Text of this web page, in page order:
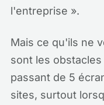
l'entreprise ».
Mais ce qu'ils ne
sont les
passant de 5
sites, surtout